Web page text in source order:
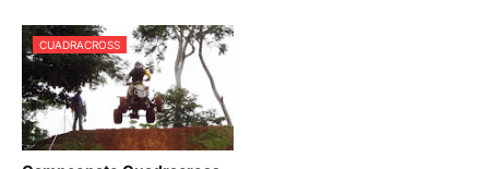
CUADRACROSS